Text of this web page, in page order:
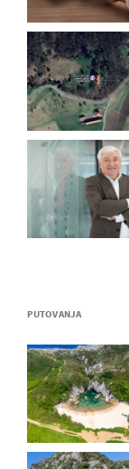
PUTOVANJA